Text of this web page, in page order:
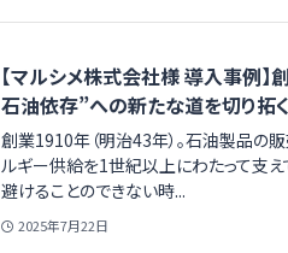
【マルシメ株式会社様 導入事例
石油依存”への新たな道を切り拓く
創業1910年（明治43年）。石油製品の
ルギー供給を1世紀以上にわたって支え
避けることのできない時...
2025年7月22日